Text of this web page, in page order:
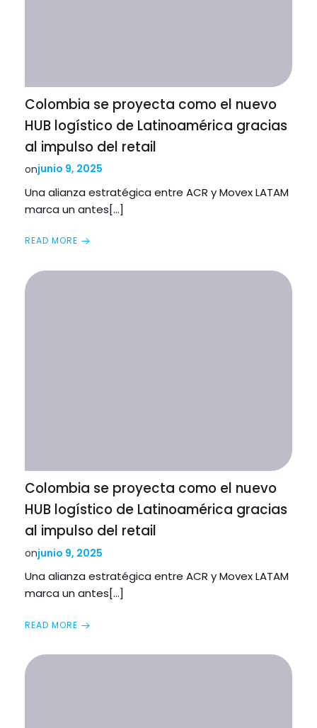
Colombia se proyecta como el nuevo
HUB logístico de Latinoamérica gracias
al impulso del retail
onjunio 9, 2025
Una alianza estratégica entre ACR y Movex LATAM
marca un antes[…]
READ MORE
Colombia se proyecta como el nuevo
HUB logístico de Latinoamérica gracias
al impulso del retail
onjunio 9, 2025
Una alianza estratégica entre ACR y Movex LATAM
marca un antes[…]
READ MORE